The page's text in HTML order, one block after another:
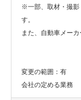
※一部、取材・撮影
す。
また、自動車メー
変更の範囲：有
会社の定める業務